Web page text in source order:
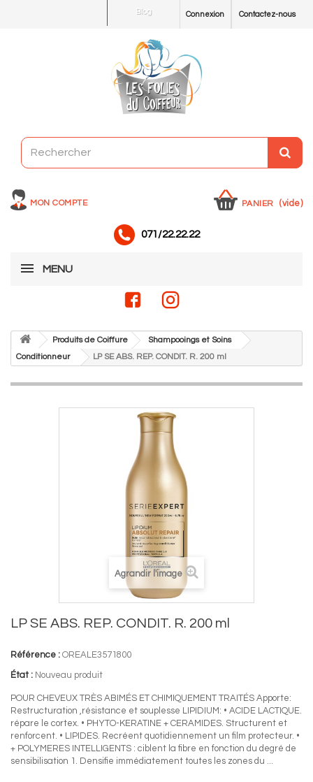
Contactez-nous
Connexion
Blog
MON COMPTE PANIER (vide)
071/22.22.22
MENU
Produits de Coiffure
Shampooings et Soins
Conditionneur
LP SE ABS. REP. CONDIT. R. 200 ml
Agrandir l'image
LP SE ABS. REP. CONDIT. R. 200 ml
Référence : OREALE3571800
État : Nouveau produit
POUR CHEVEUX TRÈS ABIMÉS ET CHIMIQUEMENT TRAITÉS Apporte:
Restructuration ,résistance et souplesse LIPIDIUM: • ACIDE LACTIQUE.
répare le cortex. • PHYTO-KERATINE + CERAMIDES. Structurent et
renforcent. • LIPIDES. Recréent quotidiennement un film protecteur. •
+ POLYMERES INTELLIGENTS : ciblent la fibre en fonction du degré de
sensibilisation 1. Densifie immédiatement toutes les zones du ...